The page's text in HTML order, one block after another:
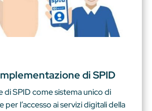
di SPID
di SPID come sistema unico di
per l’accesso ai servizi digitali della